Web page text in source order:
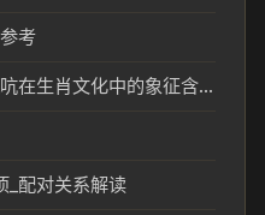
考
攻心扼吭是什么生肖_攻心扼吭在生肖文化中的象征含义
_配对关系解读